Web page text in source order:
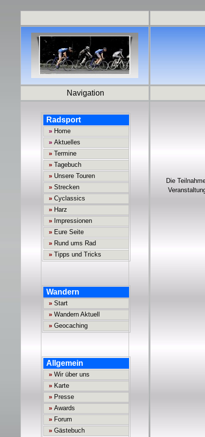
Navigation
Die